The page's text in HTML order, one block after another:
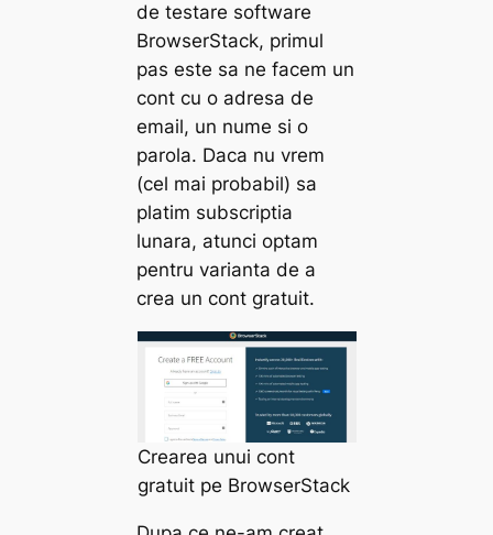
de testare software
BrowserStack, primul
pas este sa ne facem un
cont cu o adresa de
email, un nume si o
parola. Daca nu vrem
(cel mai probabil) sa
platim subscriptia
lunara, atunci optam
pentru varianta de a
crea un cont gratuit.
Crearea unui cont
gratuit pe BrowserStack